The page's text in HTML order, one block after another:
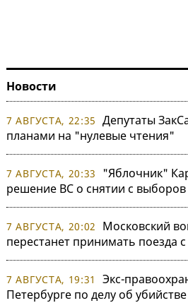
Новости
7 АВГУСТА, 22:35 Депутаты
планами на "нулевые чтения"
7 АВГУСТА, 20:33
"Яблочник"
решение ВС о снятии с выборов
7 АВГУСТА, 20:02
Московский
перестанет принимать поезда с
7 АВГУСТА, 19:31
Экс-
Петербурге по делу об убийстве